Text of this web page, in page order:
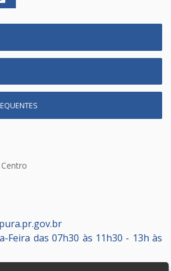
Feira das 07h30 às 11h30 - 13h às